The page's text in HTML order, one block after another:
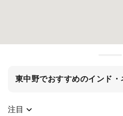
東中野でおすすめのインド・
注目